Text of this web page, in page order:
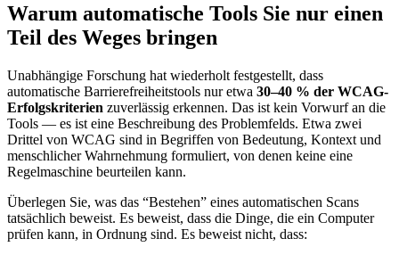
Warum automatische Tools Sie nur einen
Teil des Weges bringen
Unabhängige Forschung hat wiederholt festgestellt, dass
automatische Barrierefreiheitstools nur etwa 30–40 % der WCAG-
Erfolgskriterien zuverlässig erkennen. Das ist kein Vorwurf an die
Tools — es ist eine Beschreibung des Problemfelds. Etwa zwei
Drittel von WCAG sind in Begriffen von Bedeutung, Kontext und
menschlicher Wahrnehmung formuliert, von denen keine eine
Regelmaschine beurteilen kann.
Überlegen Sie, was das “Bestehen” eines automatischen Scans
tatsächlich beweist. Es beweist, dass die Dinge, die ein Computer
prüfen kann, in Ordnung sind. Es beweist nicht, dass: